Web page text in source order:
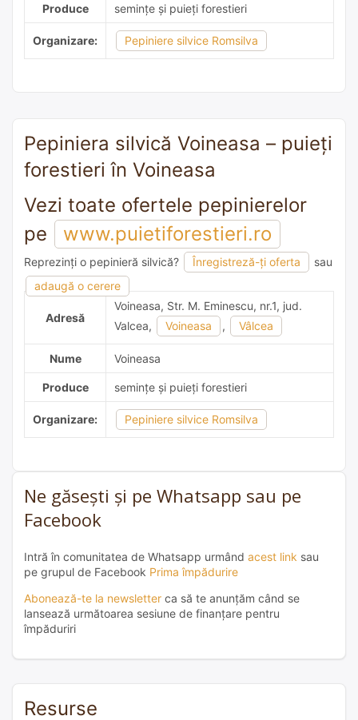
Produce semințe și puieți forestieri
Organizare: Pepiniere silvice Romsilva
Pepiniera silvică Voineasa – puieți
forestieri în Voineasa
Vezi toate ofertele pepinierelor
pe
www.puietiforestieri.ro
Reprezinți o pepinieră silvică? Înregistreză-ți oferta
sau
adaugă o cerere
adaugă o recomandare
Adresă
Voineasa, Str. M. Eminescu, nr.1, jud.
Valcea,
Voineasa , Vâlcea
Nume Voineasa
Produce semințe și puieți forestieri
Organizare: Pepiniere silvice Romsilva
Ne găsești și pe Whatsapp sau pe
Facebook
Intră în comunitatea de Whatsapp urmând acest link sau
pe grupul de Facebook Prima împădurire
Abonează-te la newsletter ca să te anunțăm când se
lansează următoarea sesiune de finanțare pentru
împăduriri
Resurse